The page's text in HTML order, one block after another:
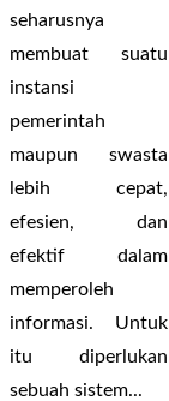
seharusnya
membuat suatu
instansi
pemerintah
maupun swasta
lebih cepat,
efesien, dan
efektif dalam
memperoleh
informasi. Untuk
itu diperlukan
sebuah sistem...